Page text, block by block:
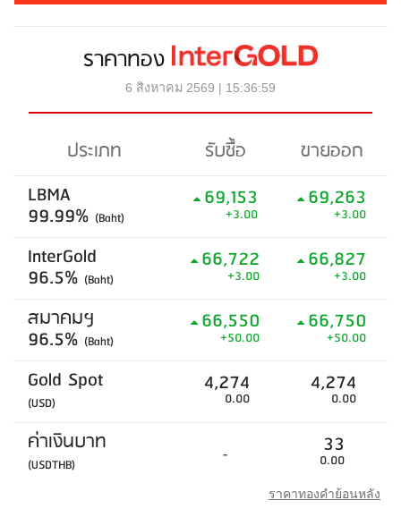
ราคาทอง
6 สิงหาคม 2569 | 15:36:59
ประเภท รับซื้อ
ขายออก
LBMA
99.99% (Baht)
69,153
+3.00
69,263
+3.00
InterGold
96.5% (Baht)
66,722
+3.00
66,827
+3.00
สมาคมฯ
96.5% (Baht)
66,550
+50.00
66,750
+50.00
Gold Spot
(USD)
4,274
0.00
4,274
0.00
ค่าเงินบาท
(USDTHB) - 33
0.00
ราคาทองคำย้อนหลัง